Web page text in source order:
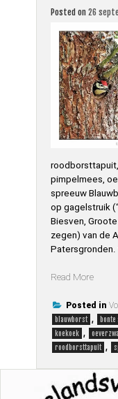
Posted on 26
pimpelmees,
spreeuw
op gagelstruik
Biesven,
zegen) van de
Read More“Vogels
34
fitis,
Posted in
blauwborst ,
koekoek ,
roodborsttapuit ,